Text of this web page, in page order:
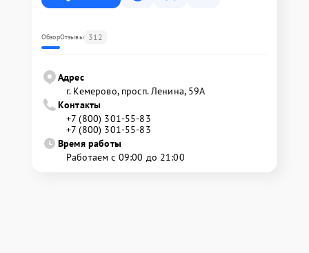
ОбзорОтзывы 312
Адрес
г. Кемерово, просп. Ленина, 59А
Контакты
+7 (800) 301-55-83
+7 (800) 301-55-83
Время работы
Работаем с 09:00 до 21:00